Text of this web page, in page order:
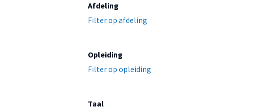
Afdeling
Filter op afdeling
Opleiding
Filter op opleiding
Taal